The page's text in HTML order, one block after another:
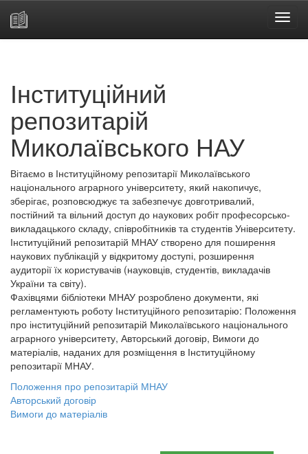
Інституційний
репозитарій
Миколаївського НАУ
Вітаємо в Інституційному репозитарії Миколаївського
національного аграрного університету, який накопичує,
зберігає, розповсюджує та забезпечує довготривалий,
постійний та вільний доступ до наукових робіт професорсько-
викладацького складу, співробітників та студентів Університету.
Інституційний репозитарій МНАУ створено для поширення
наукових публікацій у відкритому доступі, розширення
аудиторії їх користувачів (науковців, студентів, викладачів
України та світу).
Фахівцями бібліотеки МНАУ розроблено документи, які
регламентують роботу Інституційного репозитарію: Положення
про інституційний репозитарій Миколаївського національного
аграрного університету, Авторський договір, Вимоги до
матеріалів, наданих для розміщення в Інституційному
репозитарії МНАУ.
Положення про репозитарій МНАУ
Авторський договір
Вимоги до матеріалів